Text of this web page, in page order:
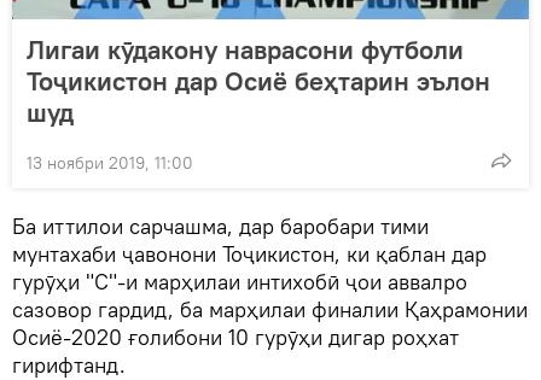
Лигаи кӯдакону наврасони футболи
Тоҷикистон дар Осиё беҳтарин эълон
шуд
13 ноябри 2019, 11:00
Ба иттилои сарчашма, дар баробари тими
мунтахаби ҷавонони Тоҷикистон, ки қаблан дар
гурӯҳи "С"-и марҳилаи интихобӣ ҷои аввалро
сазовор гардид, ба марҳилаи финалии Қаҳрамонии
Осиё-2020 ғолибони 10 гурӯҳи дигар роҳхат
гирифтанд.